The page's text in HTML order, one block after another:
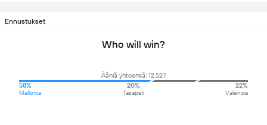
Ennustukset
Who will win?
Ääniä yhteensä: 12,527
58%
Mallorca
20%
Tasapeli
22%
Valencia